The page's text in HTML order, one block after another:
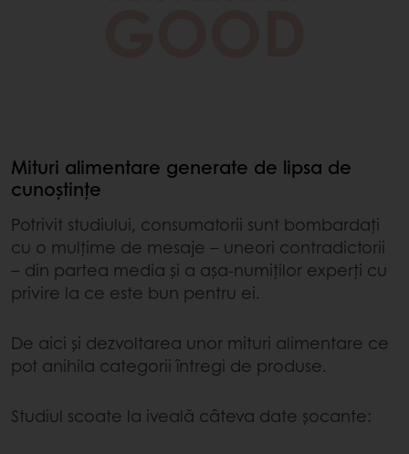
Mituri alimentare generate de lipsa de
cunoștințe
Potrivit studiului, consumatorii sunt bombardați
cu o mulțime de mesaje – uneori contradictorii
– din partea media și a așa-numiților experți cu
privire la ce este bun pentru ei.
De aici și dezvoltarea unor mituri alimentare ce
pot anihila categorii întregi de produse.
Studiul scoate la iveală câteva date șocante: